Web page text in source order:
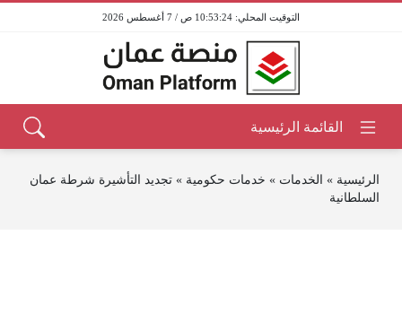
10:53:24 ص / 7 أغسطس 2026
الرئيسية » الخدمات » خدمات حكومية » تجديد التأشيرة شرطة عمان
السلطانية